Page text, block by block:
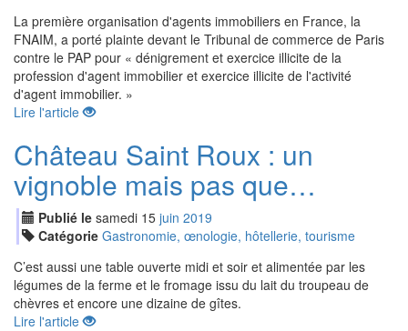
La première organisation d'agents immobiliers en France, la
FNAIM, a porté plainte devant le Tribunal de commerce de Paris
contre le PAP pour « dénigrement et exercice illicite de la
profession d'agent immobilier et exercice illicite de l'activité
d'agent immobilier. »
Lire l'article
Château Saint Roux : un
vignoble mais pas que…
Publié le samedi 15 juin 2019
Catégorie Gastronomie, œnologie, hôtellerie, tourisme
C’est aussi une table ouverte midi et soir et alimentée par les
légumes de la ferme et le fromage issu du lait du troupeau de
chèvres et encore une dizaine de gîtes.
Lire l'article